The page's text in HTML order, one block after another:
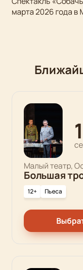
марта 2026 года в
Малый театр,
Большая
12+ Пьеса